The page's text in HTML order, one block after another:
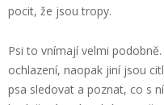
pocit, že jsou tropy.
Psi to vnímají velmi
ochlazení, naopak jiní jsou
psa sledovat a poznat, co s